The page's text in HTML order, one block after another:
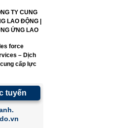
TY CUNG
LAO ĐỘNG |
ỨNG LAO
force
– Dịch
cấp lực
tuyến